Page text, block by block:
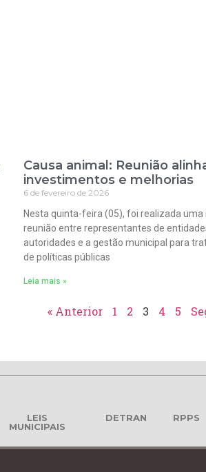
Causa animal: Reunião
investimentos e melhorias
6 de fevereiro de 2026
Nesta quinta-feira (05), foi realizada
reunião entre representantes de
autoridades e a gestão municipal para
de políticas públicas
Leia mais »
« Anterior 1 2 3 4 5
LEIS
MUNICIPAIS
DETRAN RPPS